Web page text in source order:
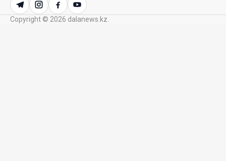
Казахстане
23 Июл. 2026 12:48
Copyright © 2026 dalanews.kz.